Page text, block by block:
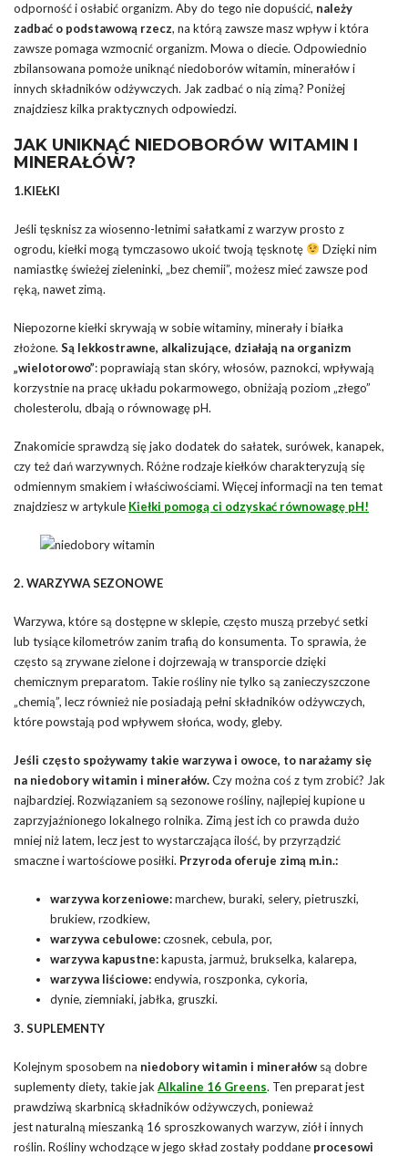
odporność i osłabić organizm. Aby do tego nie dopuścić, należy
zadbać o podstawową rzecz, na którą zawsze masz wpływ i która
zawsze pomaga wzmocnić organizm. Mowa o diecie. Odpowiednio
zbilansowana pomoże uniknąć niedoborów witamin, minerałów i
innych składników odżywczych. Jak zadbać o nią zimą? Poniżej
znajdziesz kilka praktycznych odpowiedzi.
JAK UNIKNĄĆ NIEDOBORÓW WITAMIN I
MINERAŁÓW?
1.KIEŁKI
Jeśli tęsknisz za wiosenno-letnimi sałatkami z warzyw prosto z
ogrodu, kiełki mogą tymczasowo ukoić twoją tęsknotę
Dzięki nim
namiastkę świeżej zieleninki, „bez chemii”, możesz mieć zawsze pod
ręką, nawet zimą.
Niepozorne kiełki skrywają w sobie witaminy, minerały i białka
złożone. Są lekkostrawne, alkalizujące, działają na organizm
„wielotorowo”: poprawiają stan skóry, włosów, paznokci, wpływają
korzystnie na pracę układu pokarmowego, obniżają poziom „złego”
cholesterolu, dbają o równowagę pH.
Znakomicie sprawdzą się jako dodatek do sałatek, surówek, kanapek,
czy też dań warzywnych. Różne rodzaje kiełków charakteryzują się
odmiennym smakiem i właściwościami. Więcej informacji na ten temat
znajdziesz w artykule Kiełki pomogą ci odzyskać równowagę pH!
2. WARZYWA SEZONOWE
Warzywa, które są dostępne w sklepie, często muszą przebyć setki
lub tysiące kilometrów zanim trafią do konsumenta. To sprawia, że
często są zrywane zielone i dojrzewają w transporcie dzięki
chemicznym preparatom. Takie rośliny nie tylko są zanieczyszczone
„chemią”, lecz również nie posiadają pełni składników odżywczych,
które powstają pod wpływem słońca, wody, gleby.
Jeśli często spożywamy takie warzywa i owoce, to narażamy się
na niedobory witamin i minerałów.Czy można coś z tym zrobić? Jak
najbardziej. Rozwiązaniem są sezonowe rośliny, najlepiej kupione u
zaprzyjaźnionego lokalnego rolnika. Zimą jest ich co prawda dużo
mniej niż latem, lecz jest to wystarczająca ilość, by przyrządzić
smaczne i wartościowe posiłki. Przyroda oferuje zimą m.in.:
warzywa korzeniowe:marchew, buraki, selery, pietruszki,
brukiew, rzodkiew,
warzywa cebulowe:czosnek, cebula, por,
warzywa kapustne:kapusta, jarmuż, brukselka, kalarepa,
warzywa liściowe:endywia, roszponka, cykoria,
dynie, ziemniaki, jabłka, gruszki.
3. SUPLEMENTY
Kolejnym sposobem na niedobory witamin i minerałów są dobre
suplementy diety, takie jak Alkaline 16 Greens. Ten preparat jest
prawdziwą skarbnicą składników odżywczych, ponieważ
jest naturalną mieszanką 16 sproszkowanych warzyw, ziół i innych
roślin. Rośliny wchodzące w jego skład zostały poddane procesowi